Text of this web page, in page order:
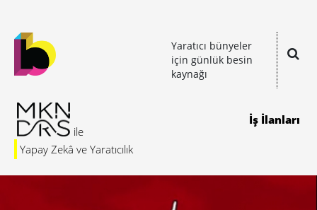
Yaratıcı bünyeler
için günlük besin
kaynağı
Yapay Zekâ ve Yaratıcılık
İş İlanları